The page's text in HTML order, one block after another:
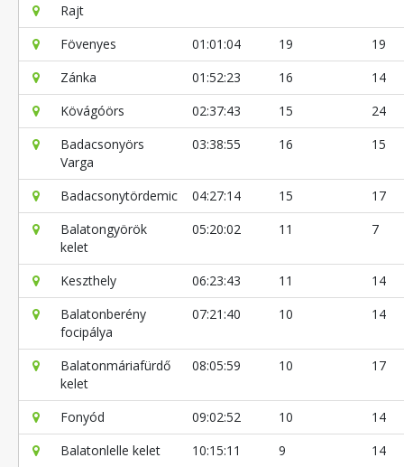
Rajt
Fövenyes
01:01:04 19
19
Zánka
01:52:23 16
14
Kövágóörs
02:37:43 15
24
Badacsonyörs
Varga
03:38:55 16 15
Badacsonytördemic 04:27:14 15
17
Balatongyörök
kelet
05:20:02 11 7
Keszthely 06:23:43 11
14
Balatonberény
focipálya
07:21:40 10 14
Balatonmáriafürdő
kelet
08:05:59 10 17
Fonyód 09:02:52 10
14
Balatonlelle kelet
10:15:11 9
14